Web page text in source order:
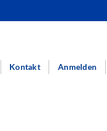
Kontakt Anmelden